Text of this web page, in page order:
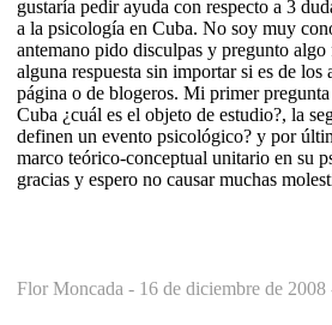
gustaría pedir ayuda con respecto a 3
a la psicología en Cuba. No soy muy
antemano pido disculpas y pregunto algo
alguna respuesta sin importar si es de los
página o de blogeros. Mi primer
Cuba ¿cuál es el objeto de estudio?, la
definen un evento psicológico? y por
marco teórico-conceptual unitario en su
gracias y espero no causar muchas
Flor Moncada - 16 de diciembre de 2008